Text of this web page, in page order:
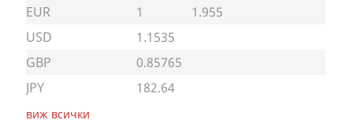
EUR 1
1.955
USD
1.1535
GBP
0.85765
JPY
182.64
виж всички